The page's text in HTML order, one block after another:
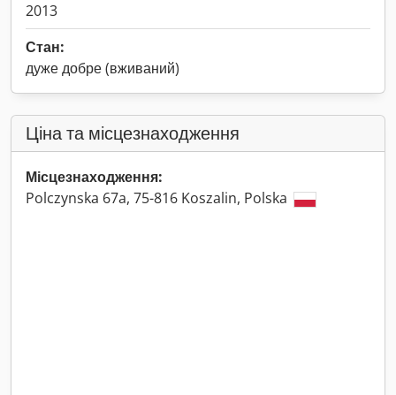
2013
Стан:
дуже добре (вживаний)
Ціна та місцезнаходження
Місцезнаходження:
Polczynska 67a, 75-816 Koszalin, Polska